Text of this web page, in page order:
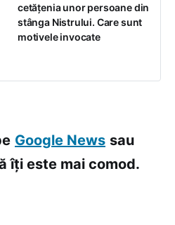
cetățenia unor persoane din
stânga Nistrului. Care sunt
motivele invocate
Google News sau
îți este mai comod.